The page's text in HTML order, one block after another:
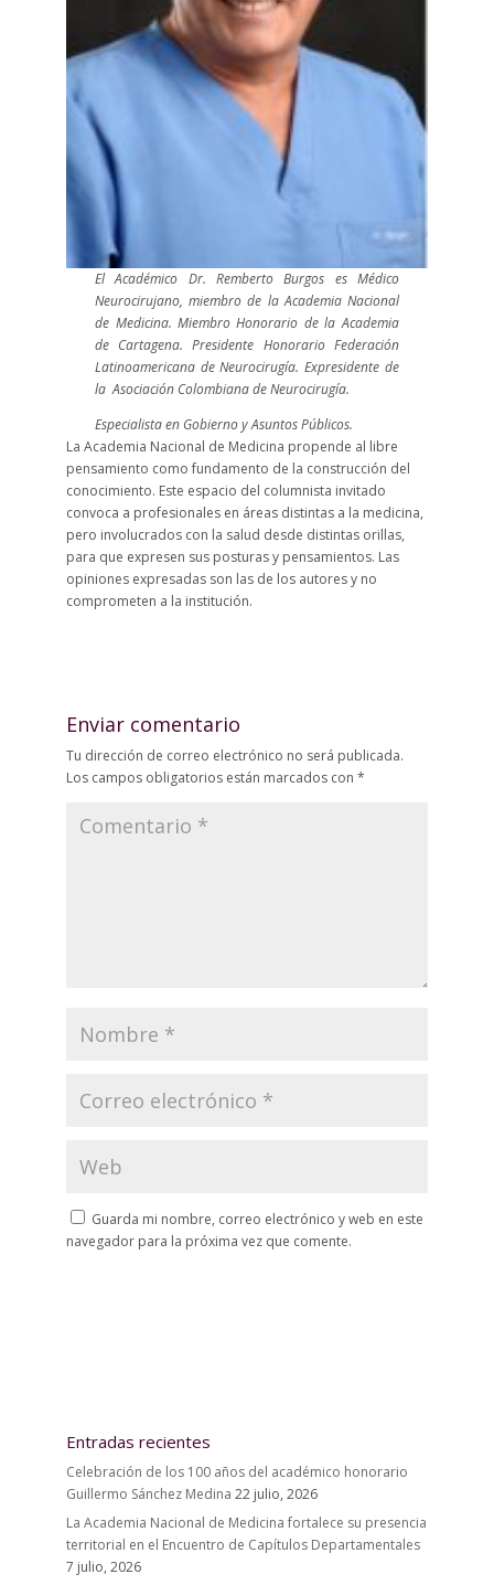
El Académico Dr. Remberto Burgos es Médico
Neurocirujano, miembro de la Academia Nacional
de Medicina. Miembro Honorario de la Academia
de Cartagena. Presidente Honorario Federación
Latinoamericana de Neurocirugía. Expresidente de
la Asociación Colombiana de Neurocirugía.
Especialista en Gobierno y Asuntos Públicos.
La Academia Nacional de Medicina propende al libre
pensamiento como fundamento de la construcción del
conocimiento. Este espacio del columnista invitado
convoca a profesionales en áreas distintas a la medicina,
pero involucrados con la salud desde distintas orillas,
para que expresen sus posturas y pensamientos. Las
opiniones expresadas son las de los autores y no
comprometen a la institución.
Enviar comentario
Tu dirección de correo electrónico no será publicada.
Los campos obligatorios están marcados con *
Guarda mi nombre, correo electrónico y web en este
navegador para la próxima vez que comente.
Entradas recientes
Celebración de los 100 años del académico honorario
Guillermo Sánchez Medina 22 julio, 2026
La Academia Nacional de Medicina fortalece su presencia
territorial en el Encuentro de Capítulos Departamentales
7 julio, 2026